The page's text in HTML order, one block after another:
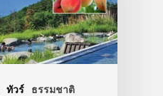
ทัวร์ ธรรมชาติ